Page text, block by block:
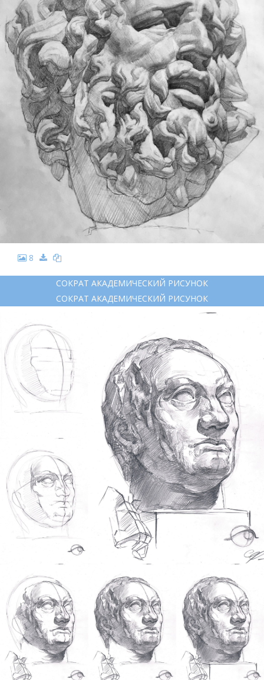
8
СОКРАТ АКАДЕМИЧЕСКИЙ РИСУНОК
СОКРАТ АКАДЕМИЧЕСКИЙ РИСУНОК